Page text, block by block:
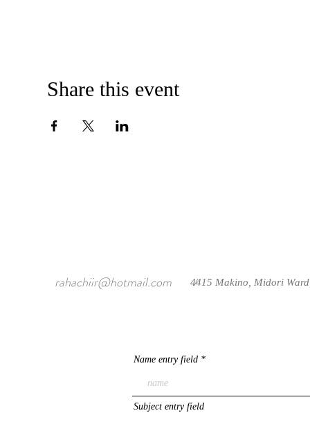
Share this event
rahachiir@hotmail.com /
4415 Makino, Midori
Name entry field
Subject entry field